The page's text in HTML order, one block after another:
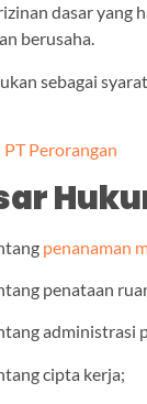
dasar yang
berusaha.
sebagai
Perorangan
penanaman
penataan
administrasi
cipta kerja;